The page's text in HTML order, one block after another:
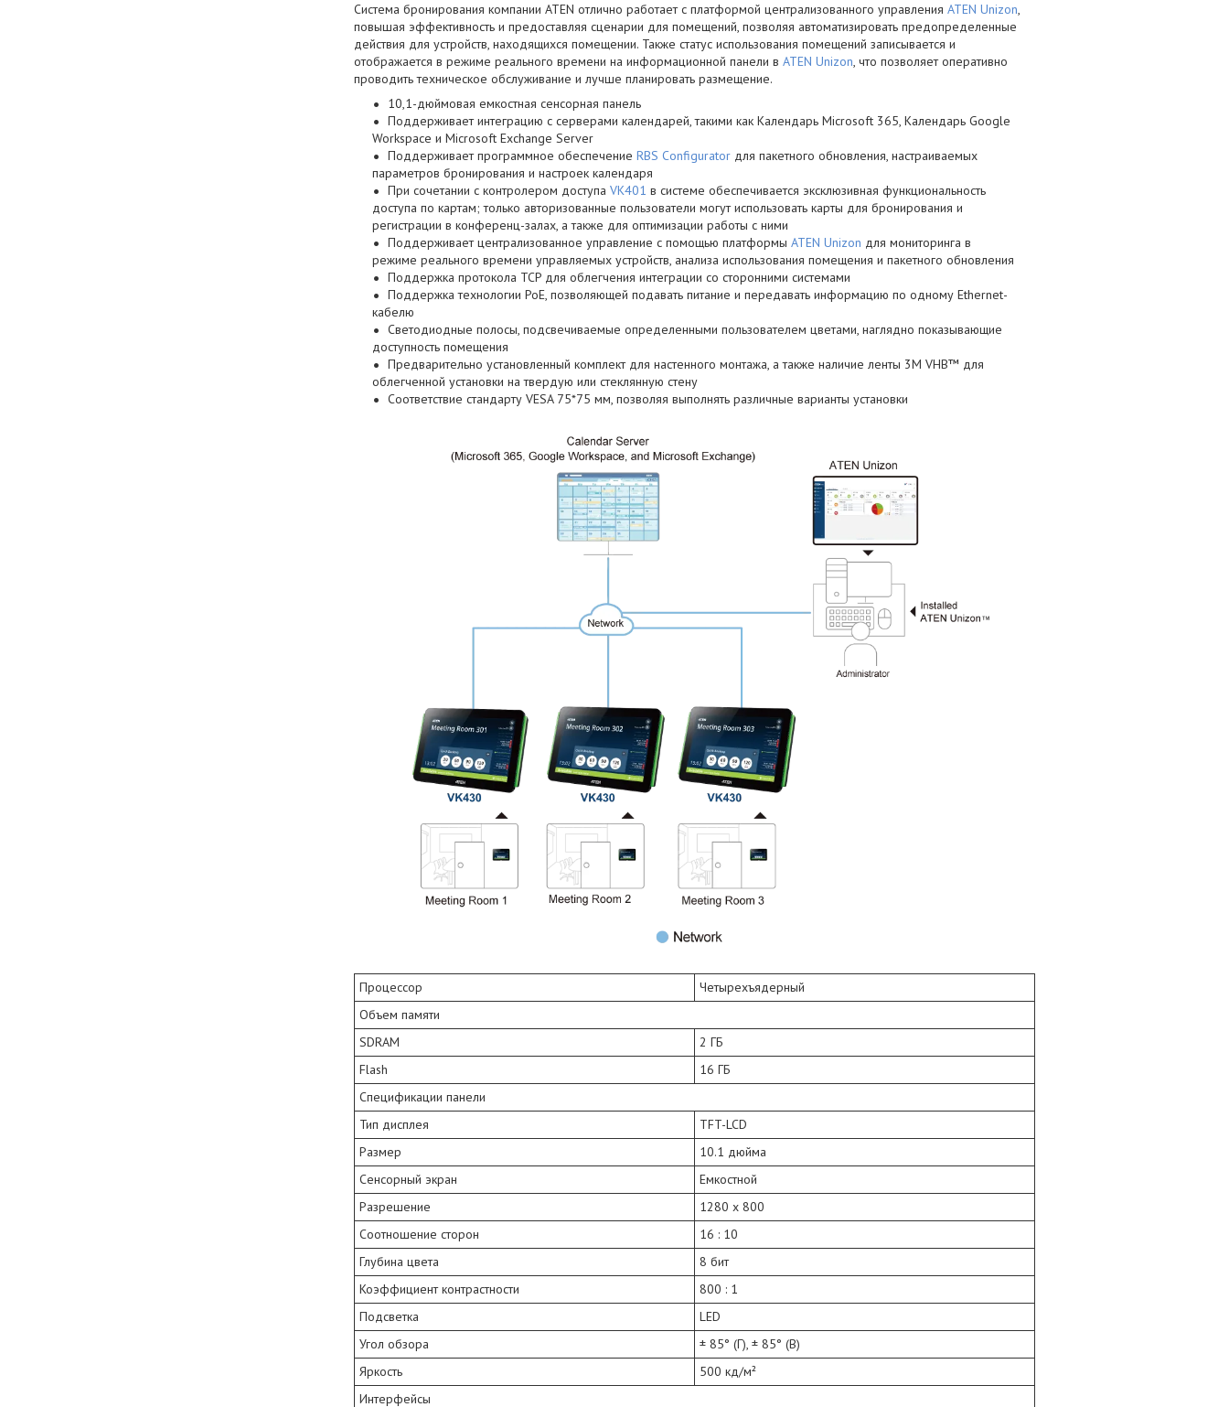
Система бронирования компании ATEN отлично работает с платформой централизованного управления ATEN Unizon,
повышая эффективность и предоставляя сценарии для помещений, позволяя автоматизировать предопределенные
действия для устройств, находящихся помещении. Также статус использования помещений записывается и
отображается в режиме реального времени на информационной панели в ATEN Unizon, что позволяет оперативно
проводить техническое обслуживание и лучше планировать размещение.
10,1-дюймовая емкостная сенсорная панель
Поддерживает интеграцию с серверами календарей, такими как Календарь Microsoft 365, Календарь Google
Workspace и Microsoft Exchange Server
Поддерживает программное обеспечение RBS Configurator для пакетного обновления, настраиваемых
параметров бронирования и настроек календаря
При сочетании с контролером доступа VK401 в системе обеспечивается эксклюзивная функциональность
доступа по картам; только авторизованные пользователи могут использовать карты для бронирования и
регистрации в конференц-залах, а также для оптимизации работы с ними
Поддерживает централизованное управление с помощью платформы ATEN Unizon для мониторинга в
режиме реального времени управляемых устройств, анализа использования помещения и пакетного обновления
Поддержка протокола TCP для облегчения интеграции со сторонними системами
Поддержка технологии PoE, позволяющей подавать питание и передавать информацию по одному Ethernet-
кабелю
Светодиодные полосы, подсвечиваемые определенными пользователем цветами, наглядно показывающие
доступность помещения
Предварительно установленный комплект для настенного монтажа, а также наличие ленты 3M VHB™ для
облегченной установки на твердую или стеклянную стену
Соответствие стандарту VESA 75*75 мм, позволяя выполнять различные варианты установки
Процессор
Четырехъядерный
Объем памяти
SDRAM
2 ГБ
Flash
16 ГБ
Спецификации панели
Тип дисплея
TFT-LCD
Размер
10.1 дюйма
Сенсорный экран
Емкостной
Разрешение
1280 x 800
Соотношение сторон
16 : 10
Глубина цвета
8 бит
Коэффициент контрастности
800 : 1
Подсветка
LED
Угол обзора
± 85° (Г), ± 85° (В)
Яркость
500 кд/м²
Интерфейсы